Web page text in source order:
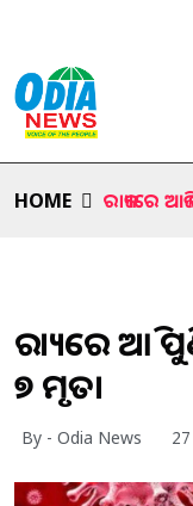
HOME ରାଜ୍ୟରେ
ରାଜ୍ୟରେ ଆଜି
୭ ମୃତ।
By - Odia News